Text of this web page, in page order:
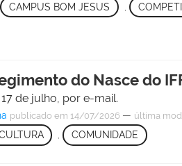
, CAMPUS BOM JESUS ,
do Nasce do
de julho, por e-mail.
publicado em 14/07/2026 — última
, COMUNIDADE